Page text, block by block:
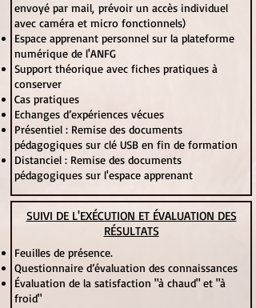
envoyé par mail, prévoir un accès individuel
avec caméra et micro fonctionnels)
Espace apprenant personnel sur la plateforme
numérique de l'ANFG
Support théorique avec fiches pratiques à
conserver
Cas pratiques
Echanges d’expériences vécues
Présentiel : Remise des documents
pédagogiques sur clé USB en fin de formation
Distanciel : Remise des documents
pédagogiques sur l'espace apprenant
SUIVI DE L'EXÉCUTION ET ÉVALUATION DES
RÉSULTATS
Feuilles de présence.
Questionnaire d’évaluation des connaissances
Évaluation de la satisfaction "à chaud" et "à
froid"